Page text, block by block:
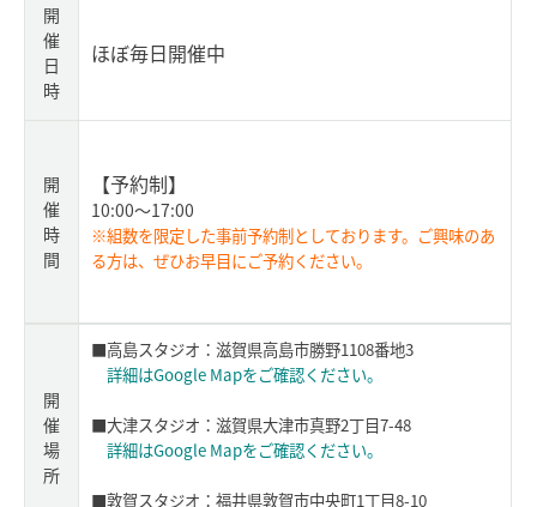
開
催
日
時
ほぼ毎日開催中
開
催
時
間
【予約制】
10:00～17:00
※組数を限定した事前予約制としております。ご興味のあ
る方は、ぜひお早目にご予約ください。
開
催
場
所
■高島スタジオ：滋賀県高島市勝野1108番地3
詳細はGoogle Mapをご確認ください。
■大津スタジオ：滋賀県大津市真野2丁目7-48
詳細はGoogle Mapをご確認ください。
■敦賀スタジオ：福井県敦賀市中央町1丁目8-10